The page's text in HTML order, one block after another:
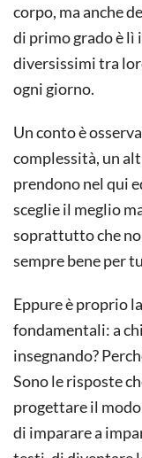
corpo, ma anche
di primo grado è lì
diversissimi tra
ogni giorno.
Un conto è
complessità, un
prendono nel qui
sceglie il meglio
soprattutto che
sempre bene per
Eppure è proprio
fondamentali: a
insegnando?
Sono le risposte
progettare il
di imparare a